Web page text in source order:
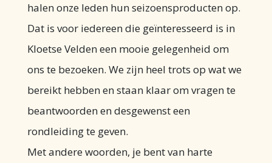
halen onze leden hun seizoensproducten op.
Dat is voor iedereen die geïnteresseerd is in
Kloetse Velden een mooie gelegenheid om
ons te bezoeken. We zijn heel trots op wat we
bereikt hebben en staan klaar om vragen te
beantwoorden en desgewenst een
rondleiding te geven.
Met andere woorden, je bent van harte